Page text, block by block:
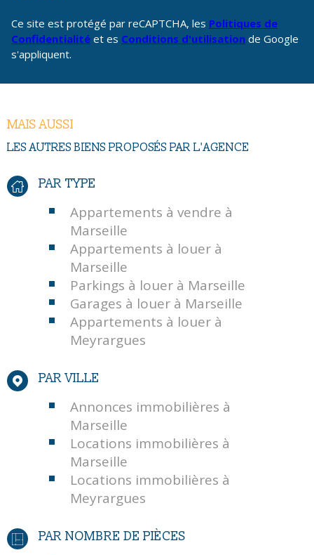
Ce site est protégé par reCAPTCHA, les Politiques de
Confidentialité et es Conditions d'utilisation de Google
s'appliquent.
MAIS AUSSI
LES AUTRES BIENS PROPOSÉS PAR L'AGENCE
PAR TYPE
Appartements à vendre à
Marseille
Appartements à louer à
Marseille
Parkings à louer à Marseille
Garages à louer à Marseille
Appartements à louer à
Meyrargues
PAR VILLE
Annonces immobilières à
Marseille
Locations immobilières à
Marseille
Locations immobilières à
Meyrargues
PAR NOMBRE DE PIÈCES